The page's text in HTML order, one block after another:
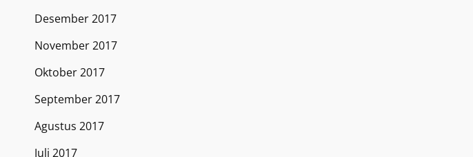
Desember 2017
November 2017
Oktober 2017
September 2017
Agustus 2017
Juli 2017